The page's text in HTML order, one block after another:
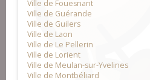
Ville de Fouesnant
Ville de Guérande
Ville de Guilers
Ville de Laon
Ville de Le Pellerin
Ville de Lorient
Ville de Meulan-sur-Yvelines
Ville de Montbéliard